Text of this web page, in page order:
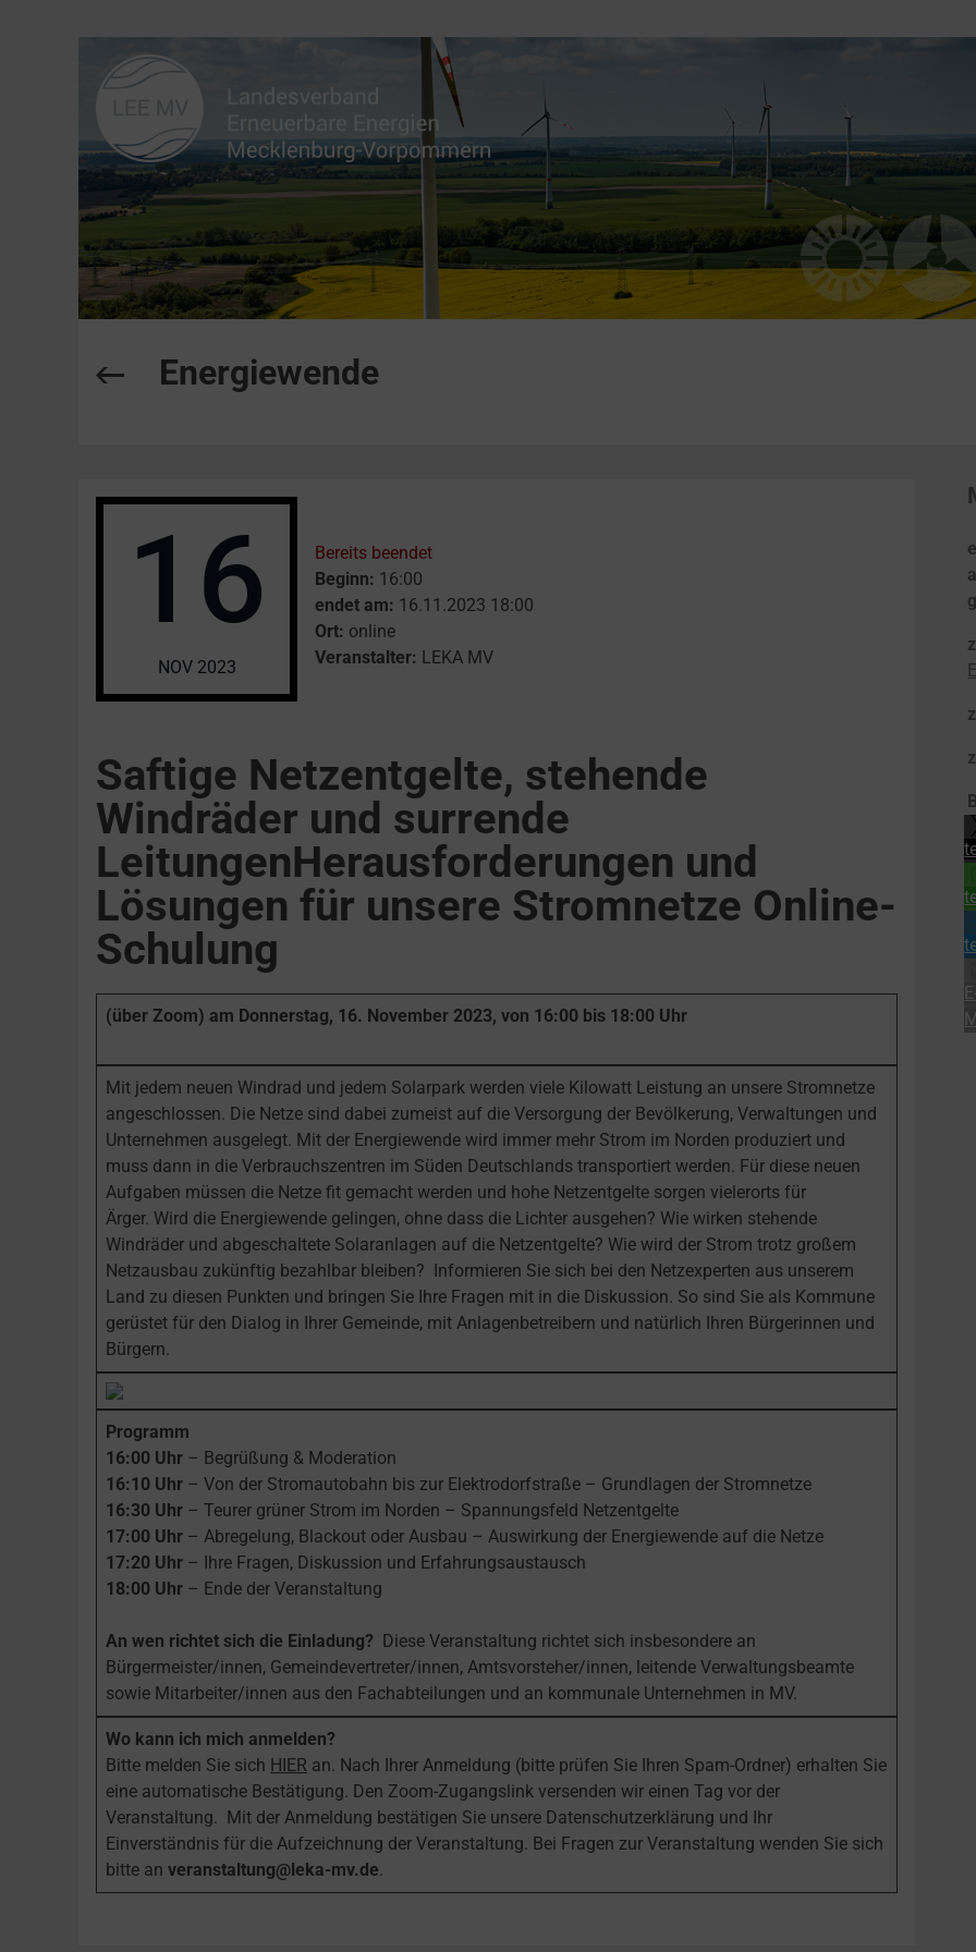
Energiewende
16
NOV 2023
Bereits beendet
Beginn: 16:00
endet am: 16.11.2023 18:00
Ort: online
Veranstalter: LEKA MV
Saftige Netzentgelte, stehende
Windräder und surrende
LeitungenHerausforderungen und
Lösungen für unsere Stromnetze Online-
Schulung
(über Zoom) am Donnerstag, 16. November 2023, von 16:00 bis 18:00 Uhr
Mit jedem neuen Windrad und jedem Solarpark werden viele Kilowatt Leistung an unsere Stromnetze
angeschlossen. Die Netze sind dabei zumeist auf die Versorgung der Bevölkerung, Verwaltungen und
Unternehmen ausgelegt. Mit der Energiewende wird immer mehr Strom im Norden produziert und
muss dann in die Verbrauchszentren im Süden Deutschlands transportiert werden. Für diese neuen
Aufgaben müssen die Netze fit gemacht werden und hohe Netzentgelte sorgen vielerorts für
Ärger. Wird die Energiewende gelingen, ohne dass die Lichter ausgehen? Wie wirken stehende
Windräder und abgeschaltete Solaranlagen auf die Netzentgelte? Wie wird der Strom trotz großem
Netzausbau zukünftig bezahlbar bleiben? Informieren Sie sich bei den Netzexperten aus unserem
Land zu diesen Punkten und bringen Sie Ihre Fragen mit in die Diskussion. So sind Sie als Kommune
gerüstet für den Dialog in Ihrer Gemeinde, mit Anlagenbetreibern und natürlich Ihren Bürgerinnen und
Bürgern.
Programm
16:00 Uhr – Begrüßung & Moderation
16:10 Uhr – Von der Stromautobahn bis zur Elektrodorfstraße – Grundlagen der Stromnetze
16:30 Uhr – Teurer grüner Strom im Norden – Spannungsfeld Netzentgelte
17:00 Uhr – Abregelung, Blackout oder Ausbau – Auswirkung der Energiewende auf die Netze
17:20 Uhr – Ihre Fragen, Diskussion und Erfahrungsaustausch
18:00 Uhr – Ende der Veranstaltung
An wen richtet sich die Einladung?
Diese Veranstaltung richtet sich insbesondere an
Bürgermeister/innen, Gemeindevertreter/innen, Amtsvorsteher/innen, leitende Verwaltungsbeamte
sowie Mitarbeiter/innen aus den Fachabteilungen und an kommunale Unternehmen in MV.
Wo kann ich mich anmelden?
Bitte melden Sie sich HIER an. Nach Ihrer Anmeldung (bitte prüfen Sie Ihren Spam-Ordner) erhalten Sie
eine automatische Bestätigung. Den Zoom-Zugangslink versenden wir einen Tag vor der
Veranstaltung. Mit der Anmeldung bestätigen Sie unsere Datenschutzerklärung und Ihr
Einverständnis für die Aufzeichnung der Veranstaltung. Bei Fragen zur Veranstaltung wenden Sie sich
bitte an veranstaltung@leka-mv.de.